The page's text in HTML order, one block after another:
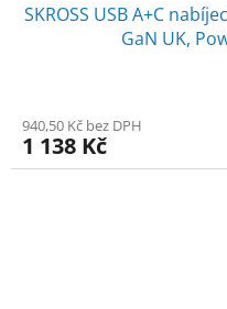
SKROSS USB A+C
GaN UK,
940,50 Kč bez DPH
1 138 Kč